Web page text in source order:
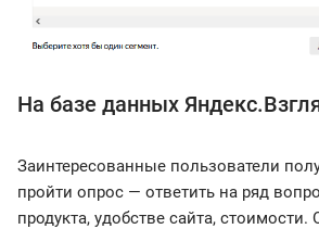
На базе данных
Заинтересованные пользователи
пройти опрос — ответить на ряд
продукта, удобстве сайта,